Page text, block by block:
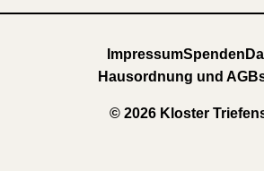
ImpressumSpenden
Hausordnung und
© 2026 Kloster